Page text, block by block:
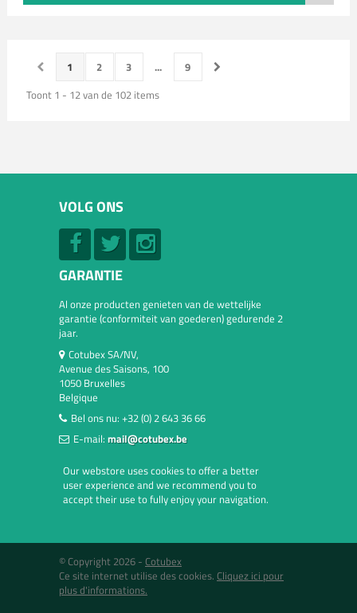
1 2 3 ...
9
Toont 1 - 12 van de 102 items
VOLG ONS
GARANTIE
Al onze producten genieten van de wettelijke
garantie (conformiteit van goederen) gedurende 2
jaar.
Cotubex SA/NV,
Avenue des Saisons, 100
1050 Bruxelles
Belgique
Bel ons nu: +32 (0) 2 643 36 66
E-mail: mail@cotubex.be
Our webstore uses cookies to offer a better
user experience and we recommend you to
accept their use to fully enjoy your navigation.
© Copyright 2026 - Cotubex
Ce site internet utilise des cookies. Cliquez ici pour
plus d'informations.